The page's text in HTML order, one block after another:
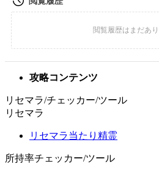
攻略コンテンツ
リセマラ/チェッカー/ツール
リセマラ
リセマラ当たり精霊
所持率チェッカー/ツール